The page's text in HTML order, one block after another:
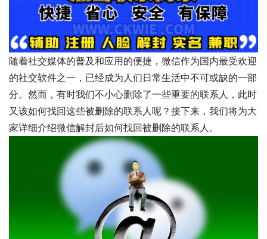
随着社交媒体的普及和应用的便捷，微信作为国内最受欢迎
的社交软件之一，已经成为人们日常生活中不可或缺的一部
分。然而，有时我们不小心删除了一些重要的联系人，此时
又该如何找回这些被删除的联系人呢？接下来，我们将为大
家详细介绍微信解封后如何找回被删除的联系人。